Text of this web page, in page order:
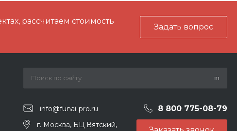
рассчитаем стоимость
Задать вопрос
info@funai-pro.ru 8 800 775-08-79
г. Москва, БЦ Вятский,